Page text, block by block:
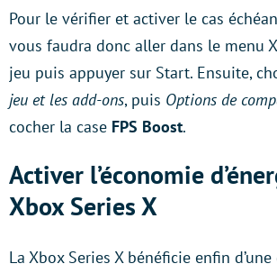
Pour le vérifier et activer le cas
vous faudra donc aller dans le menu
jeu puis appuyer sur Start. Ensuite,
jeu et les add-ons, puis Options de
cocher la case FPS Boost.
Activer l’économie
Xbox Series X
La Xbox Series X bénéficie enfin